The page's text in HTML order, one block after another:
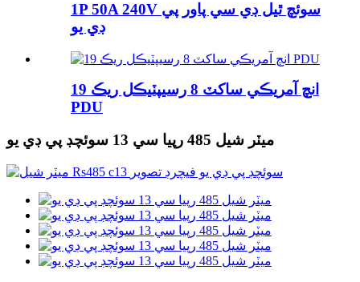
1P 50A 240V سوئچ ٿيل ڊي سي پاور پي
ڊي يو
19 انچ آمريڪي ساکٽ 8 رسيپٽيڪل ريڪ
PDU
ميٽر شيل 485 رپيا سي 13 سوئچڊ پي ڊي يو